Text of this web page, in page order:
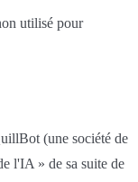
utilisé pour
(une société de
l'IA » de sa suite de